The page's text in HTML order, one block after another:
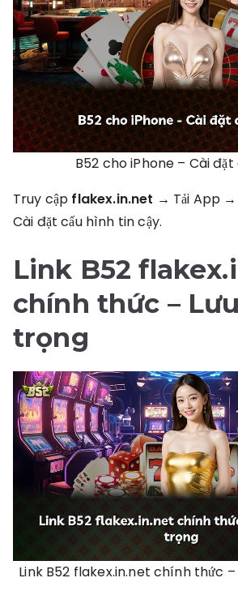
B52 cho iPhone – Cài đặt
Truy cập flakex.in.net → Tải App →
Cài đặt cấu hình tin cậy.
Link B52
chính thức –
trọng
Link B52 flakex.in.net chính thức